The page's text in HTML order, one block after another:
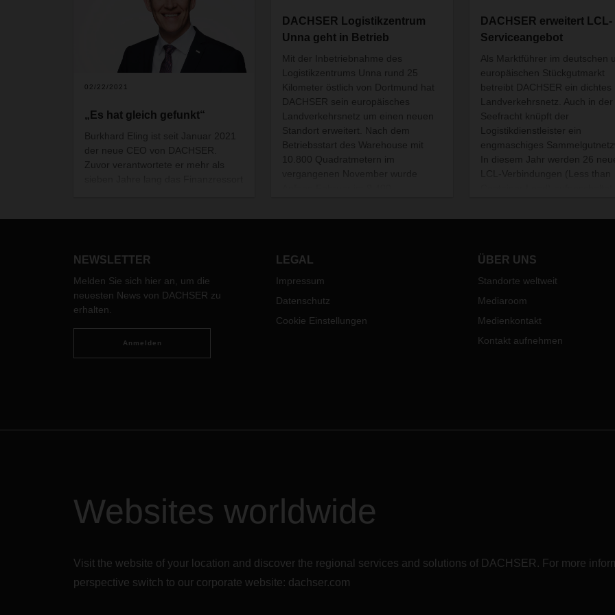
02/22/2021
„Es hat gleich gefunkt“
Burkhard Eling ist seit Januar 2021
der neue CEO von DACHSER.
Zuvor verantwortete er mehr als
weit über finanzielle Kennzahlen
für das globale Ideen- und
Innovationsmanagementprogramm
Idea2net. Im Gespräch beantwortet
der 49-Jährige, wie er DACHSER
Unternehmensspitze erlebt, und was
DACHSER Logistikzentrum
Unna geht in Betrieb
Mit der Inbetriebnahme des
Logistikzentrums Unna rund 25
Kilometer östlich von Dortmund hat
DACHSER sein europäisches
Landverkehrsnetz um einen neuen
Standort erweitert. Nach dem
Betriebsstart des Warehouse mit
10.800 Quadratmetern im
Umschlagterminal sowie im 3.500
DACHSER erweitert LCL-
Serviceangebot
Als Marktführer im deutschen
europäischen Stückgutmarkt
betreibt DACHSER ein dichtes
Landverkehrsnetz. Auch in der
Seefracht knüpft der
Logistikdienstleister ein
engmaschiges
In diesem Jahr werden 26
erhöht DACHSER die
NEWSLETTER
Melden Sie sich hier an, um die
neuesten News von DACHSER zu
erhalten.
Anmelden
LEGAL
Impressum
Datenschutz
Cookie Einstellungen
ÜBER UNS
Standorte weltweit
Mediaroom
Medienkontakt
Kontakt aufnehmen
Websites worldwide
Visit the website of your location and discover the regional services and solutions of DACHSER. For more
perspective switch to our corporate website: dachser.com